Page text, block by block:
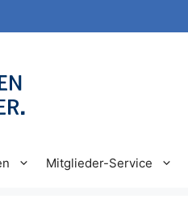
Mitglieder-Service